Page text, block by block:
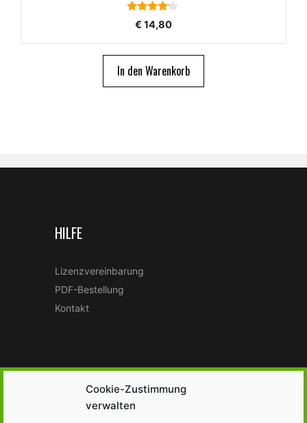
Cookie-Zustimmung
verwalten
4.00
von 5
€ 14,80
In den Warenkorb
HILFE
Lizenzvereinbarung
PDF-Bestellung
Kontakt
BEI NEU VERFÜGBAREN